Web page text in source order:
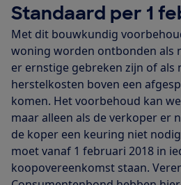
Standaard per 1
Met dit bouwkundig
woning worden ontbonden als
er ernstige gebreken zijn of als
herstelkosten boven een
komen. Het voorbehoud kan
maar alleen als de verkoper er
de koper een keuring niet
moet vanaf 1 februari 2018 in
koopovereenkomst staan.